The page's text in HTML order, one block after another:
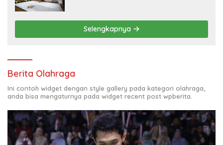
Selengkapnya
Berita Olahraga
Ini contoh widget dengan style gallery pada kategori olahraga,
anda bisa mengaturnya pada widget recent post wpberita.